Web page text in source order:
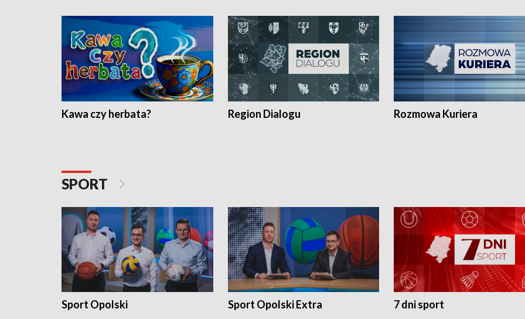
Kawa czy herbata? Region Dialogu Rozmowa Kuriera
SPORT
Sport Opolski Sport Opolski Extra 7 dni sport